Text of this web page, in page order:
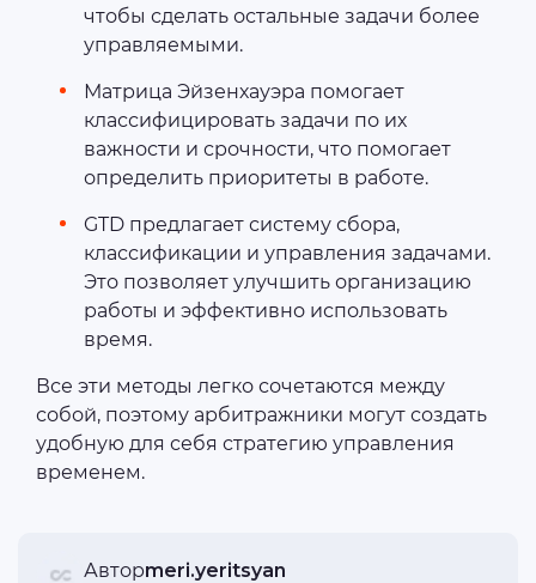
чтобы сделать остальные задачи более
управляемыми.
Матрица Эйзенхауэра помогает
классифицировать задачи по их
важности и срочности, что помогает
определить приоритеты в работе.
GTD предлагает систему сбора,
классификации и управления задачами.
Это позволяет улучшить организацию
работы и эффективно использовать
время.
Все эти методы легко сочетаются между
собой, поэтому арбитражники могут создать
удобную для себя стратегию управления
временем.
Авторmeri.yeritsyan